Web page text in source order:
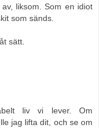
liksom. Som en idiot
som sänds.
sätt.
liv vi lever. Om
jag lifta dit, och se om